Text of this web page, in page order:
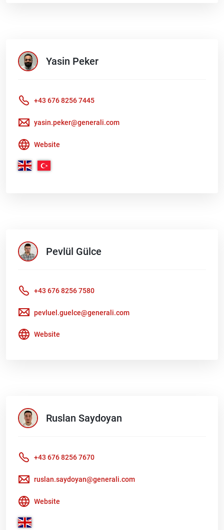
Yasin Peker
+43 676 8256 7445
yasin.peker@generali.com
Website
Pevlül Gülce
+43 676 8256 7580
pevluel.guelce@generali.com
Website
Ruslan Saydoyan
+43 676 8256 7670
ruslan.saydoyan@generali.com
Website